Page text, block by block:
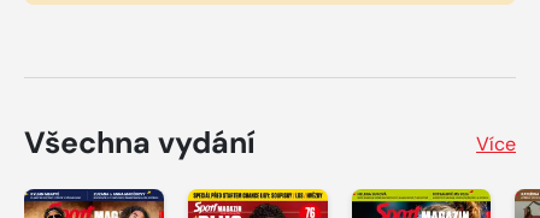
Všechna vydání Více